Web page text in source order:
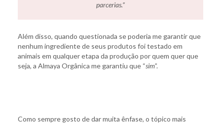
parcerias.”
Além disso, quando questionada se poderia me garantir que
nenhum ingrediente de seus produtos foi testado em
animais em qualquer etapa da produção por quem quer que
seja, a Almaya Orgânica me garantiu que “sim”.
Como sempre gosto de dar muita ênfase, o tópico mais